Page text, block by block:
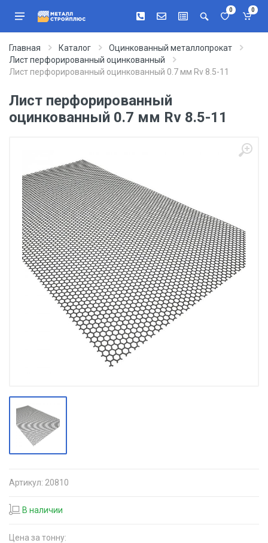
0 0
Главная Каталог
Оцинкованный металлопрокат
Лист перфорированный оцинкованный
Лист перфорированный оцинкованный 0.7 мм Rv 8.5-11
Лист перфорированный
оцинкованный 0.7 мм Rv 8.5-11
Артикул: 20810
В наличии
Цена за тонну: